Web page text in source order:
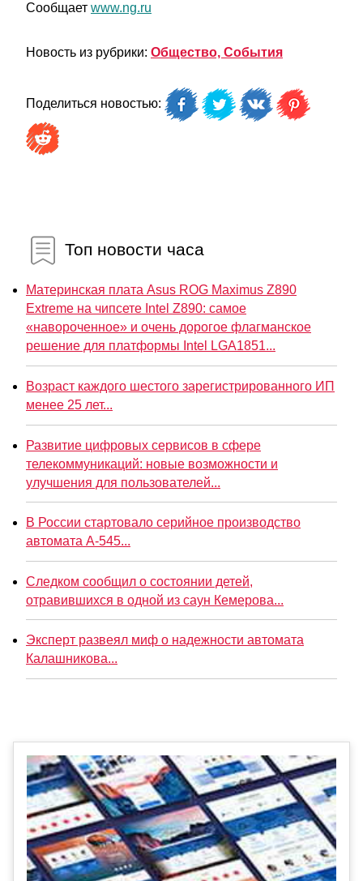
Сообщает www.ng.ru
Новость из рубрики: Общество, События
Поделиться новостью:
Топ новости часа
Материнская плата Asus ROG Maximus Z890
Extreme на чипсете Intel Z890: самое
«навороченное» и очень дорогое флагманское
решение для платформы Intel LGA1851...
Возраст каждого шестого зарегистрированного ИП
менее 25 лет...
Развитие цифровых сервисов в сфере
телекоммуникаций: новые возможности и
улучшения для пользователей...
В России стартовало серийное производство
автомата А-545...
Следком сообщил о состоянии детей,
отравившихся в одной из саун Кемерова...
Эксперт развеял миф о надежности автомата
Калашникова...